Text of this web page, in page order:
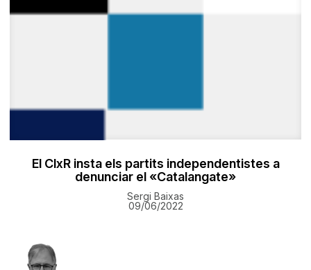
El ClxR insta els partits independentistes a
denunciar el «Catalangate»
Sergi Baixas
09/06/2022